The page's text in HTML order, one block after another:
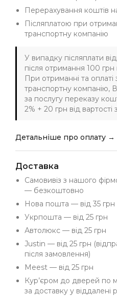
Перерахування коштів
Післяплатою при
транспортну компанію
У випадку післяплати
після отримання 100
При отриманні та
транспортну компанію,
за послугу переказу
2% + 20 грн від вартості
Детальніше про оплату →
Доставка
Самовивіз з нашого
— безкоштовно
Нова пошта — від 35 грн
Укрпошта — від 25 грн
Автолюкс — від 25 грн
Justin — від 25 грн
після замовлення)
Meest — від 25 грн
Кур’єром до дверей по
за доставку у віддалені